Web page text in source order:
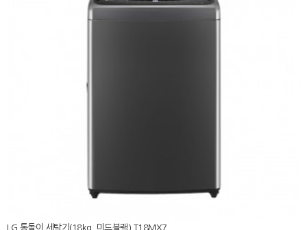
LG 통돌이 세탁기(18kg, 미드블랙) T18MX7